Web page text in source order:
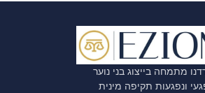
מתמחה בייצוג בני נוער
ונפגעות תקיפה מינית